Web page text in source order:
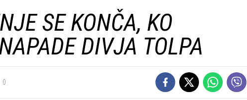
SE KONČA, KO
DIVJA TOLPA
0